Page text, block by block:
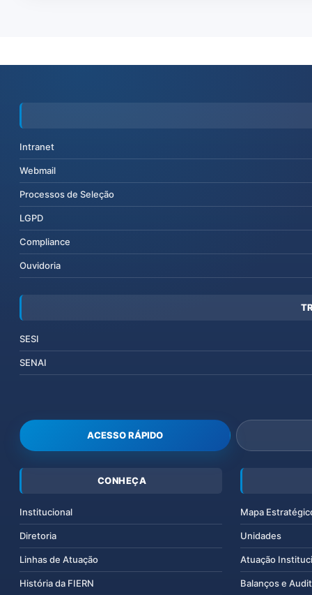
Intranet
Webmail
Processos de Seleção
LGPD
Compliance
Ouvidoria
SESI
SENAI
ACESSO RÁPIDO
CONHEÇA
Institucional
Diretoria
Linhas de Atuação
História da FIERN
Mapa
Unidades
Atuação
Balanços e